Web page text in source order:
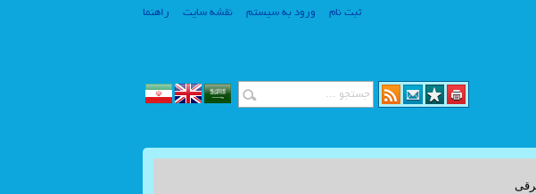
ثبت نام ورود به سیستم نقشه سایت راهنما